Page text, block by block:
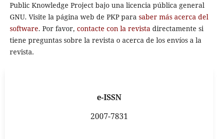
Public Knowledge Project bajo una licencia pública general
GNU. Visite la página web de PKP para saber más acerca del
software. Por favor, contacte con la revistadirectamente si
tiene preguntas sobre la revista o acerca de los envíos a la
revista.
e-ISSN
2007-7831